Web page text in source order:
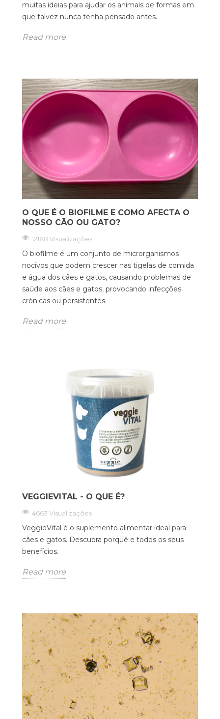
muitas ideias para ajudar os animais de formas em
que talvez nunca tenha pensado antes.
Read more
O QUE É O BIOFILME E COMO AFECTA O
NOSSO CÃO OU GATO?
12188 Visualizações
O biofilme é um conjunto de microrganismos
nocivos que podem crescer nas tigelas de comida
e água dos cães e gatos, causando problemas de
saúde aos cães e gatos, provocando infecções
crónicas ou persistentes.
Read more
VEGGIEVITAL - O QUE É?
4663 Visualizações
VeggieVital é o suplemento alimentar ideal para
cães e gatos. Descubra porquê e todos os seus
benefícios.
Read more